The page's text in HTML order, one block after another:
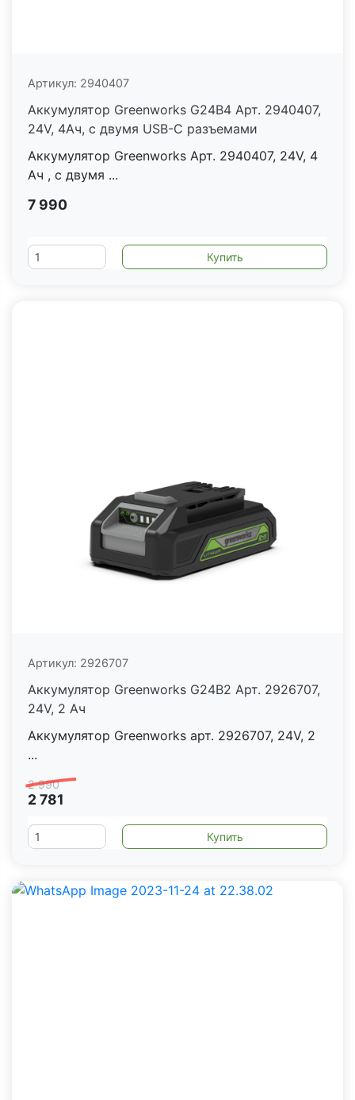
Артикул: 2940407
Аккумулятор Greenworks G24B4 Арт. 2940407,
24V, 4Ач, с двумя USB-C разъемами
Аккумулятор Greenworks Арт. 2940407, 24V, 4
Ач , c двумя ...
7 990
Артикул: 2926707
Аккумулятор Greenworks G24B2 Арт. 2926707,
24V, 2 Ач
Аккумулятор Greenworks арт. 2926707, 24V, 2
...
2 990
2 781